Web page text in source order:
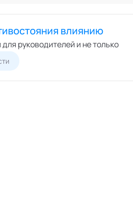
Офлайн
влиянию
руководителей и не только